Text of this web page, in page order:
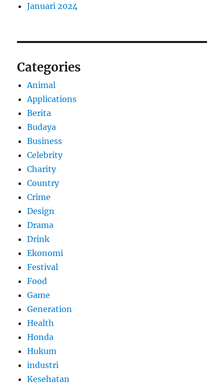
Januari 2024
Categories
Animal
Applications
Berita
Budaya
Business
Celebrity
Charity
Country
Crime
Design
Drama
Drink
Ekonomi
Festival
Food
Game
Generation
Health
Honda
Hukum
industri
Kesehatan